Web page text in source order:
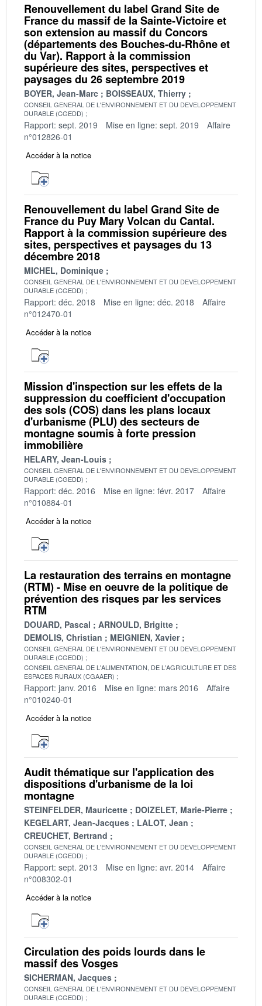
Renouvellement du label Grand Site de
France du massif de la Sainte‐Victoire et
son extension au massif du Concors
(départements des Bouches‐du‐Rhône et
du Var). Rapport à la commission
supérieure des sites, perspectives et
paysages du 26 septembre 2019
BOYER, Jean-Marc BOISSEAUX, Thierry
CONSEIL GENERAL DE L'ENVIRONNEMENT ET DU DEVELOPPEMENT
DURABLE (CGEDD)
Rapport: sept. 2019 Mise en ligne: sept. 2019
Affaire
n°012826-01
Accéder à la notice
Renouvellement du label Grand Site de
France du Puy Mary Volcan du Cantal.
Rapport à la commission supérieure des
sites, perspectives et paysages du 13
décembre 2018
MICHEL, Dominique
CONSEIL GENERAL DE L'ENVIRONNEMENT ET DU DEVELOPPEMENT
DURABLE (CGEDD)
Rapport: déc. 2018 Mise en ligne: déc. 2018
Affaire
n°012470-01
Accéder à la notice
Mission d'inspection sur les effets de la
suppression du coefficient d'occupation
des sols (COS) dans les plans locaux
d'urbanisme (PLU) des secteurs de
montagne soumis à forte pression
immobilière
HELARY, Jean-Louis
CONSEIL GENERAL DE L'ENVIRONNEMENT ET DU DEVELOPPEMENT
DURABLE (CGEDD)
Rapport: déc. 2016 Mise en ligne: févr. 2017
Affaire
n°010884-01
Accéder à la notice
La restauration des terrains en montagne
(RTM) - Mise en oeuvre de la politique de
prévention des risques par les services
RTM
DOUARD, Pascal
ARNOULD, Brigitte
DEMOLIS, Christian
MEIGNIEN, Xavier
CONSEIL GENERAL DE L'ENVIRONNEMENT ET DU DEVELOPPEMENT
DURABLE (CGEDD)
CONSEIL GENERAL DE L'ALIMENTATION, DE L'AGRICULTURE ET DES
ESPACES RURAUX (CGAAER)
Rapport: janv. 2016 Mise en ligne: mars 2016
Affaire
n°010240-01
Accéder à la notice
Audit thématique sur l'application des
dispositions d'urbanisme de la loi
montagne
STEINFELDER, Mauricette
DOIZELET, Marie-Pierre
KEGELART, Jean-Jacques
LALOT, Jean
CREUCHET, Bertrand
CONSEIL GENERAL DE L'ENVIRONNEMENT ET DU DEVELOPPEMENT
DURABLE (CGEDD)
Rapport: sept. 2013 Mise en ligne: avr. 2014
Affaire
n°008302-01
Accéder à la notice
Circulation des poids lourds dans le
massif des Vosges
SICHERMAN, Jacques
CONSEIL GENERAL DE L'ENVIRONNEMENT ET DU DEVELOPPEMENT
DURABLE (CGEDD)